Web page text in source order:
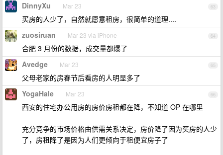
63
DinnyXu Mar 23
买房的人少了，自然就愿意租房，很简单的道理....
64
zuosiruan Mar 23 via iPhone
合肥 3 月份的数据，成交量都爆了
65
Avedge Mar 23
父母老家的房春节后看房的人明显多了
66
YogaHale Mar 23
西安的住宅办公用房的房价房租都在降，不知道 OP 在哪里
充分竞争的市场价格由供需关系决定，房价降了因为买房的人少
了，房租降了是因为人们更倾向于租便宜房子了